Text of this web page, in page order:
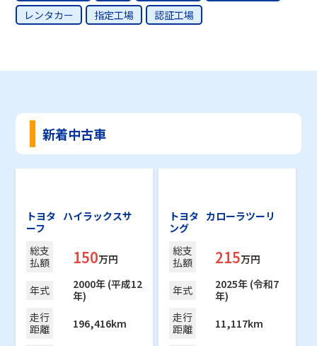
レンタカー
指定工場 認証工場
新着中古車
トヨタ ハイラックスサ
ーフ
総支
払額
150万円
年式
2000年 (平成12
年)
走行
距離
196,416km
トヨタ カローラツーリ
ング
総支
払額
215万円
年式
2025年 (令和7
年)
走行
距離
11,117km